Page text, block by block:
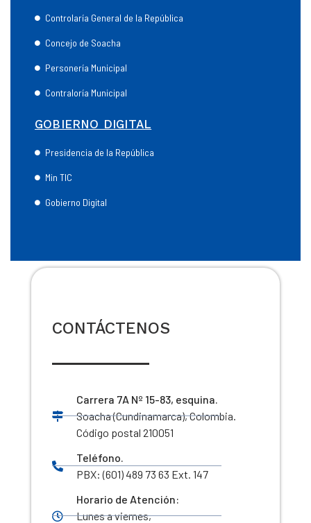
Controlaría General de la República
Concejo de Soacha
Personería Municipal
Contraloría Municipal
GOBIERNO DIGITAL
Presidencia de la República
Min TIC
Gobierno Digital
CONTÁCTENOS
Carrera 7A Nº 15-83, esquina.
Soacha (Cundinamarca), Colombia.
Código postal 210051
Teléfono.
PBX: (601) 489 73 63 Ext. 147
Horario de Atención:
Lunes a viernes,